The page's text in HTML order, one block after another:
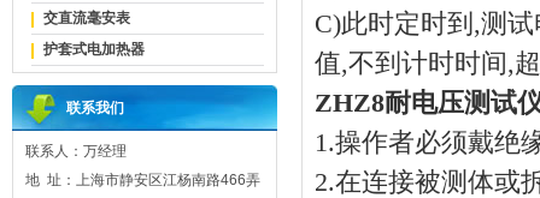
交直流毫安表
护套式电加热器
联系我们
联系人：万经理
地 址：上海市静安区江杨南路466弄
C)此时定时到,测
值,不到计时时间,
ZHZ8耐电压测试
1.操作者必须戴绝
2.在连接被测体或